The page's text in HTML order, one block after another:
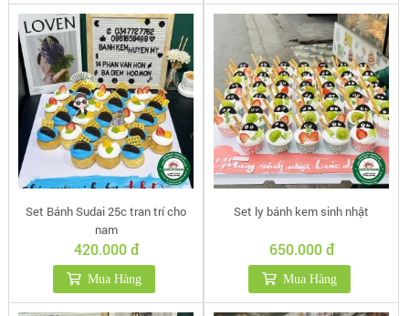
Set Bánh Sudai 25c tran trí cho
nam
420.000 đ
Mua Hàng
Set ly bánh kem sinh nhật
650.000 đ
Mua Hàng